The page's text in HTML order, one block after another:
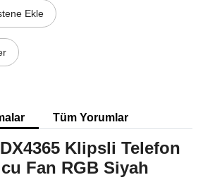
Ekle
Tüm Yorumlar
Klipsli Telefon
Fan RGB Siyah